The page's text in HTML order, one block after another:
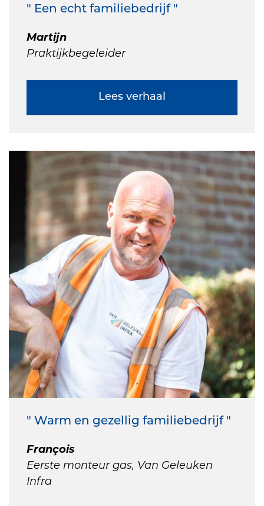
" Een echt familiebedrijf "
Martijn
Praktijkbegeleider
Lees verhaal
" Warm en gezellig familiebedrijf "
François
Eerste monteur gas, Van Geleuken
Infra